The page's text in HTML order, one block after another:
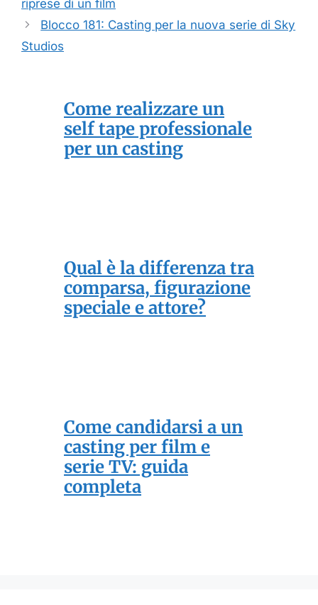
riprese di un film
Blocco 181: Casting per la nuova serie di Sky
Studios
Come realizzare un
self tape professionale
per un casting
Qual è la differenza tra
comparsa, figurazione
speciale e attore?
Come candidarsi a un
casting per film e
serie TV: guida
completa